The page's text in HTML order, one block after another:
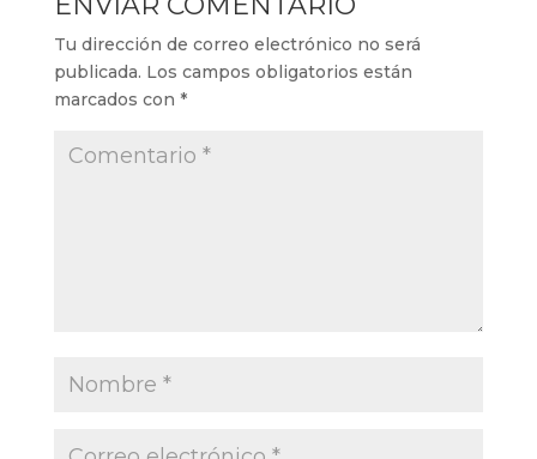
Tu dirección de correo electrónico no será
publicada. Los campos obligatorios están
marcados con *